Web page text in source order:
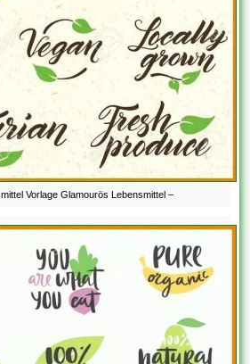
Vorlage Glamourös Lebensmittel –